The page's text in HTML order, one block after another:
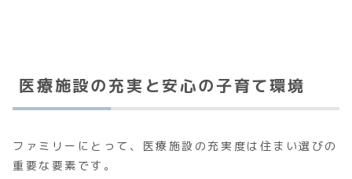
医療施設の充実と安心の子育て環境
ファミリーにとって、医療施設の充実度は住まい選びの
重要な要素です。